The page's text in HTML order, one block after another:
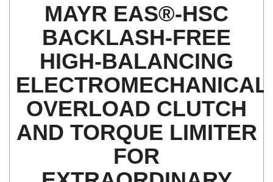
Di-Soric
Dixon Valve
Doctor Led Vietnam
DOLD - Autho ANS
Dongdo Tech
Dongkun
MAYR EAS®-HSC
BACKLASH-FREE
HIGH-BALANCING
ELECTROMECHANICAL
OVERLOAD CLUTCH
AND TORQUE LIMITER
FOR